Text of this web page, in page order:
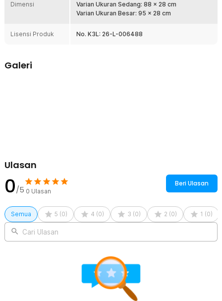
Siap Dibawa Kapan Saja
dalam tas olahraga, carrier, atau ransel tanpa memakan banyak
Menawarkan 3 pilihan ukuran, yakni kecil, sedang, dan besar, Anda
1 x Karabiner
Dimensi
Varian Ukuran Sedang: 88 x 28 cm
Varian Ukuran Besar: 95 x 28 cm
Lisensi Produk No. K3L: 26-L-006488
Galeri
Ulasan
0/5 0 Ulasan
Beri Ulasan
Semua 5 (0) 4 (0) 3 (0) 2 (0) 1 (0)
Cari Ulasan